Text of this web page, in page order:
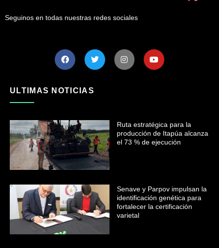
Seguinos en todas nuestras redes sociales
ULTIMAS NOTICIAS
Ruta estratégica para la
producción de Itapúa alcanza
el 73 % de ejecución
Senave y Parpov impulsan la
identificación genética para
fortalecer la certificación
varietal